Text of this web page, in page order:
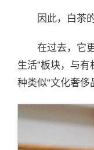
因此，白茶
在过去，它
生活”板块，与
种类似“文化奢